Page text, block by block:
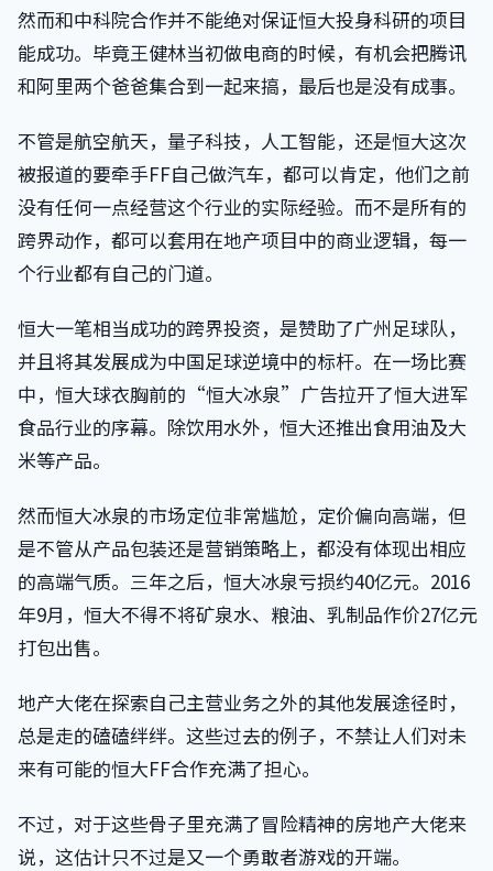
然而和中科院合作并不能绝对保证恒大投身科研的项目
能成功。毕竟王健林当初做电商的时候，有机会把腾讯
和阿里两个爸爸集合到一起来搞，最后也是没有成事。
不管是航空航天，量子科技，人工智能，还是恒大这次
被报道的要牵手FF自己做汽车，都可以肯定，他们之前
没有任何一点经营这个行业的实际经验。而不是所有的
跨界动作，都可以套用在地产项目中的商业逻辑，每一
个行业都有自己的门道。
恒大一笔相当成功的跨界投资，是赞助了广州足球队，
并且将其发展成为中国足球逆境中的标杆。在一场比赛
中，恒大球衣胸前的“恒大冰泉”广告拉开了恒大进军
食品行业的序幕。除饮用水外，恒大还推出食用油及大
米等产品。
然而恒大冰泉的市场定位非常尴尬，定价偏向高端，但
是不管从产品包装还是营销策略上，都没有体现出相应
的高端气质。三年之后，恒大冰泉亏损约40亿元。2016
年9月，恒大不得不将矿泉水、粮油、乳制品作价27亿元
打包出售。
地产大佬在探索自己主营业务之外的其他发展途径时，
总是走的磕磕绊绊。这些过去的例子，不禁让人们对未
来有可能的恒大FF合作充满了担心。
不过，对于这些骨子里充满了冒险精神的房地产大佬来
说，这估计只不过是又一个勇敢者游戏的开端。